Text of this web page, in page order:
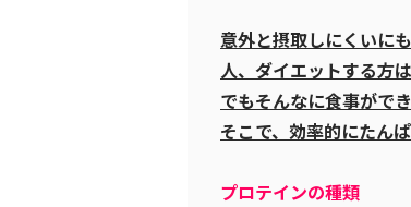
意外と摂取しにくいに
人、ダイエットする方
でもそんなに食事ができ
そこで、効率的にたん
プロテインの種類